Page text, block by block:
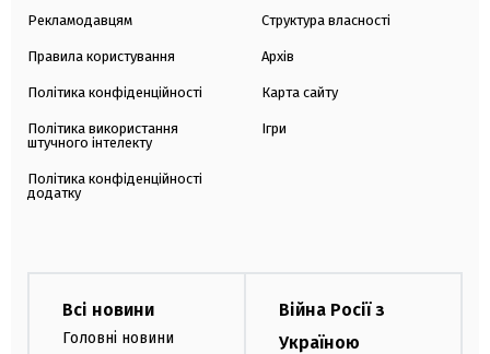
Рекламодавцям
Правила користування
Політика конфіденційності
Політика використання
штучного інтелекту
Політика конфіденційності
додатку
Структура власності
Архів
Карта сайту
Ігри
Всі новини
Головні новини
Війна Росії з
Україною